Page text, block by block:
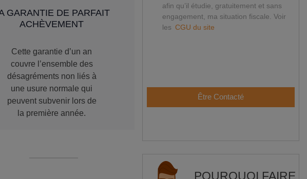
GARANTIE DE PARFAIT
ACHÈVEMENT
Cette garantie d’un an
couvre l’ensemble des
désagréments non liés à
une usure normale qui
peuvent subvenir lors de
la première année.
afin qu’il étudie, gratuitement et sans
engagement, ma situation fiscale. Voir
les CGU du site
Être Contacté
POURQUOI FAIRE